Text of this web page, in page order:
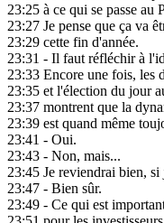
23:25 à ce qui se passe au
23:27 Je pense que ça va
23:29 cette fin d'année.
23:31 - Il faut réfléchir à
23:33 Encore une fois, les
23:35 et l'élection du jour
23:37 montrent que la
23:39 est quand même
23:41 - Oui.
23:43 - Non, mais...
23:45 Je reviendrai bien, si
23:47 - Bien sûr.
23:49 - Ce qui est